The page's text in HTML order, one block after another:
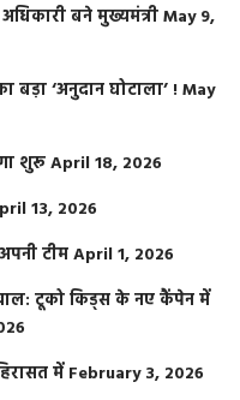
बने मुख्यमंत्रीMay 9,
बड़ा ‘अनुदान घोटाला’ !May
शुरूApril 18, 2026
13, 2026
टीमApril 1, 2026
टूको किड्स के नए कैंपेन में
में February 3, 2026